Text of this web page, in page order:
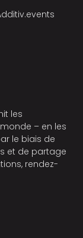
les
– en les
le biais de
et de partage
rendez-